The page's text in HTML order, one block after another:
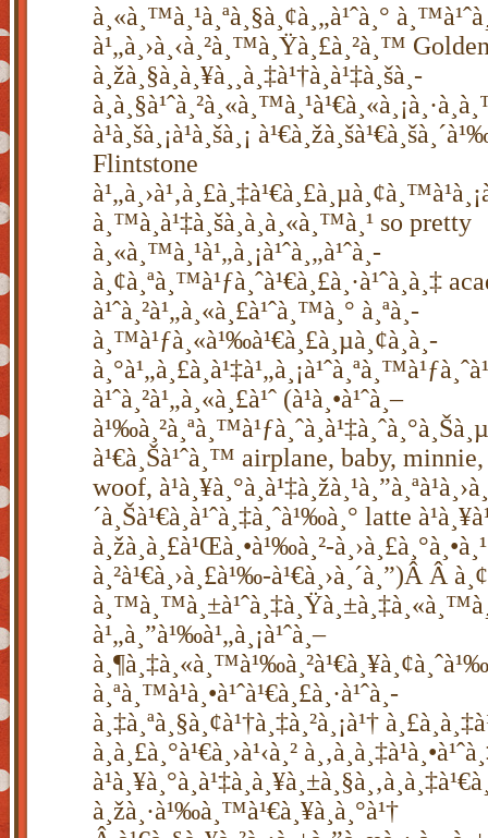
à¸«à¸™à¸¹à¸ªà¸§à¸¢à¸„à¹ˆà¸°
à¹„à¸›à¸‹à¸²à¸™à¸Ÿà¸£à¸²à¸™
à¸žà¸§à¸à¸¥à¸¸à¸‡à¹†à¸à¹‡à¸šà¸­
à¹à¸šà¸¡à¹à¸šà¸¡
Flintstone
à¸™à¸à¹‡à¸šà¸­à¸à¸«à¸™à¸¹ so pretty
à¸«à¸™à¸¹à¹„à¸¡à¹ˆà¸„à¹ˆà¸­
à¸¢à¸ªà¸™à¹ƒà¸ˆà¹€à¸£à¸·à¹ˆà¸­à¸‡
à¹ˆà¸²à¹„à¸«à¸£à¹ˆà¸™à¸° à¸ªà¸­
à¸™à¹ƒà¸«à¹‰à¹€à¸£à¸µà¸¢à¸à¸­
à¹ˆà¸²à¹„à¸«à¸£à¹ˆ (à¹à¸•à¹ˆà¸–
à¹€à¸Šà¹ˆà¸™ airplane, baby,
woof,
´à¸Šà¹€à¸à¹ˆà¸‡à¸ˆà¹‰à¸° latte
à¸žà¸­à¸£à¹Œà¸•à¹‰à¸²-
à¸²à¹€à¸›à¸£à¹‰-à¹€à¸›à¸´à¸”)Â Â
à¹„à¸”à¹‰à¹„à¸¡à¹ˆà¸–
à¸ªà¸™à¹à¸•à¹ˆà¹€à¸£à¸·à¹ˆà¸­
à¸‡à¸ªà¸§à¸¢à¹†à¸‡à¸²à¸¡à¹†
à¸à¸£à¸°à¹€à¸›à¹‹à¸²
à¸žà¸·à¹‰à¸™à¹€à¸¥à¸­à¸°à¹†